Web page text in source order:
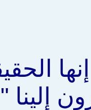
إنها
إلينا